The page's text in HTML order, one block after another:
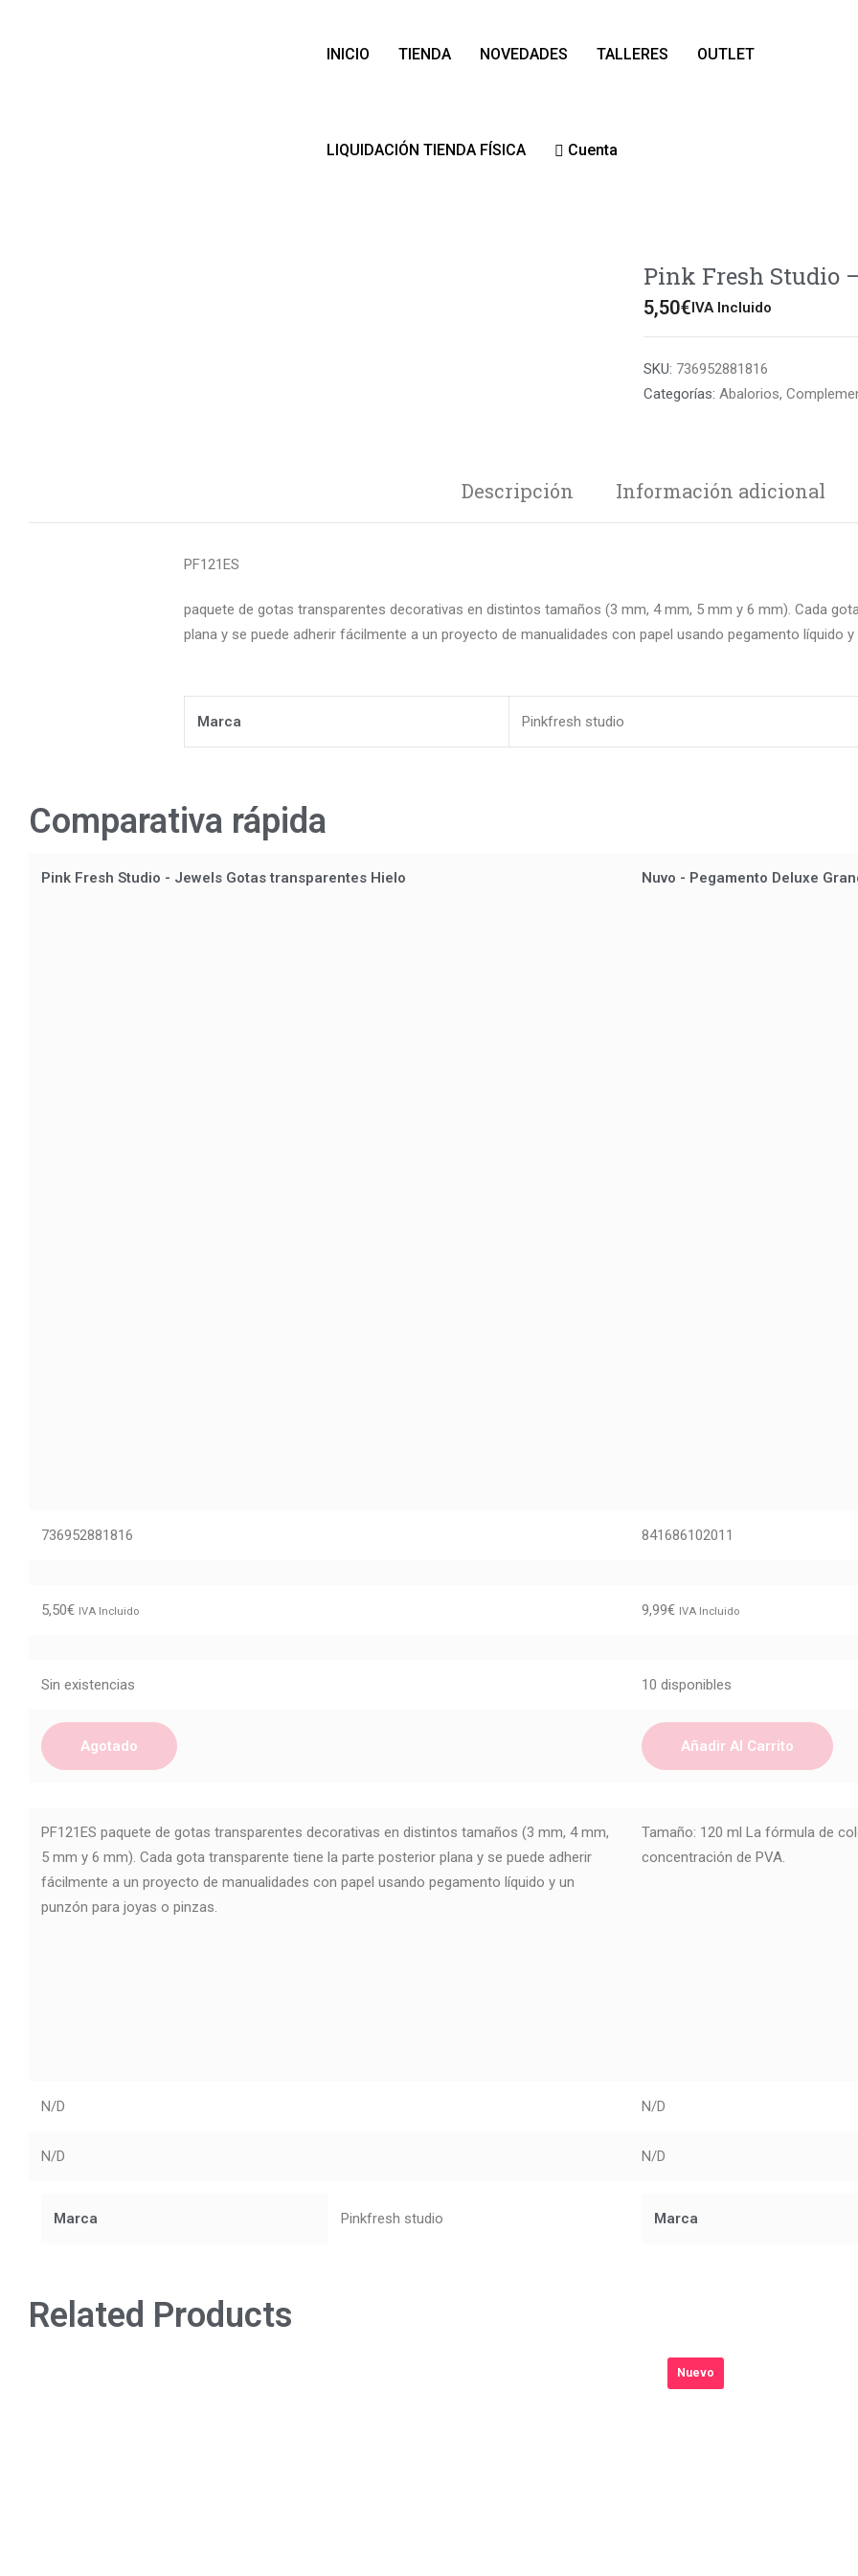
INICIO TIENDA NOVEDADES TALLERES OUTLET
LIQUIDACIÓN TIENDA FÍSICA Cuenta
Pink Fresh Studio
5,50€IVA Incluido
SKU: 736952881816
Categorías: Abalorios,
Descripción Información adicional
PF121ES
paquete de gotas transparentes decorativas en distintos tamaños (3 mm, 4 mm, 5 mm y 6 mm). Cada
plana y se puede adherir fácilmente a un proyecto de manualidades con papel usando pegamento líquido
Marca Pinkfresh studio
Comparativa rápida
Pink Fresh Studio - Jewels Gotas transparentes Hielo Nuvo - Pegamento Deluxe
736952881816 841686102011
5,50€ IVA Incluido 9,99€ IVA Incluido
Sin existencias 10 disponibles
Agotado Añadir Al Carrito
PF121ES paquete de gotas transparentes decorativas en distintos tamaños (3 mm, 4 mm,
5 mm y 6 mm).Cada gota transparente tiene la parte posterior plana y se puede adherir
fácilmente a un proyecto de manualidades con papel usando pegamento líquido y un
punzón para joyas o pinzas.
Tamaño: 120 ml La fórmula de
concentración de PVA.
N/D N/D
N/D N/D
Marca Pinkfresh studio Marca
Related Products
Nuevo